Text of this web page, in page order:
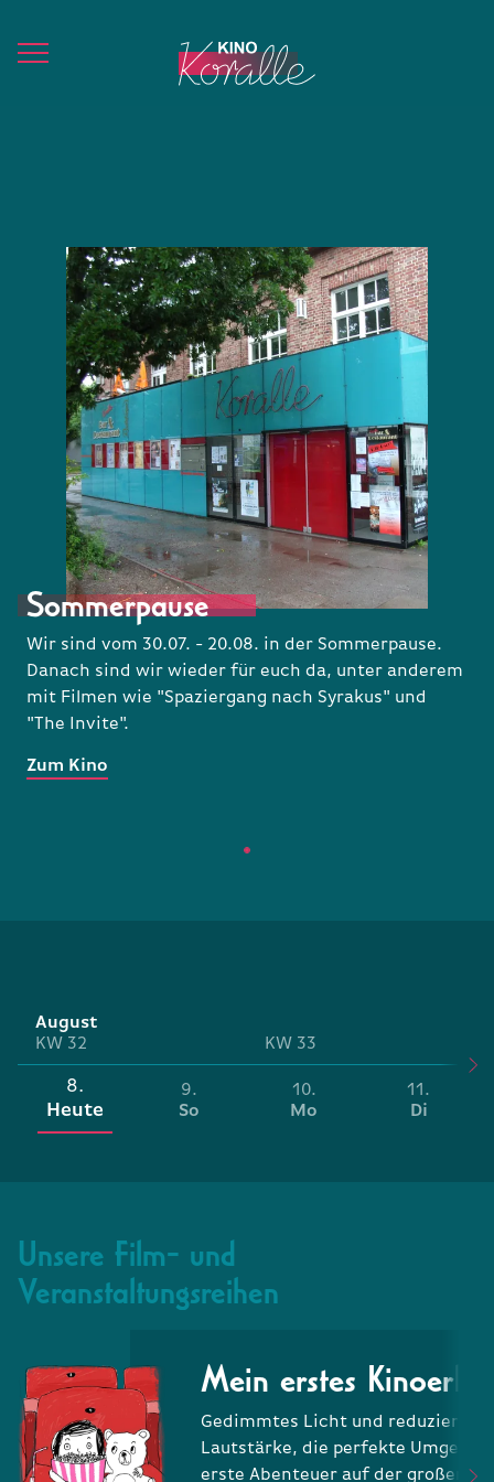
Sommerpause
Wir sind vom 30.07. - 20.08. in der Sommerpause.
Danach sind wir wieder für euch da, unter anderem
mit Filmen wie "Spaziergang nach Syrakus" und
"The Invite".
Zum Kino
August
KW 32
KW 33
8.
Heute
9.
So
10.
Mo
11.
Di
consectetur
LOREM IPSUM
DOLOR
lorem
FSK
lorem ipsum dolor
LOREM IPSUM DOLOR
LOREM
lorem
lorem ipsum dolor sitamet
consectetur
Unsere Film- und
Veranstaltungsreihen
Mein erstes
Gedimmtes Licht und reduzierte
Lautstärke, die perfekte
erste Abenteuer auf der großen